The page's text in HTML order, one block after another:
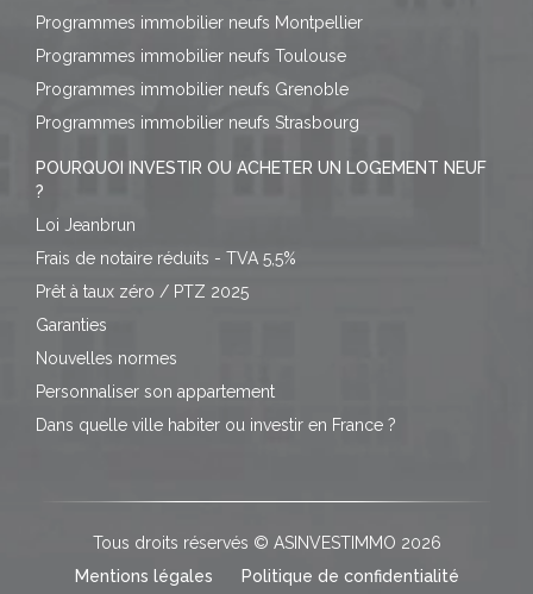
Programmes immobilier neufs Montpellier
Programmes immobilier neufs Toulouse
Programmes immobilier neufs Grenoble
Programmes immobilier neufs Strasbourg
POURQUOI INVESTIR OU ACHETER UN LOGEMENT NEUF
?
Loi Jeanbrun
Frais de notaire réduits - TVA 5,5%
Prêt à taux zéro / PTZ 2025
Garanties
Nouvelles normes
Personnaliser son appartement
Dans quelle ville habiter ou investir en France ?
Tous droits réservés © ASINVESTIMMO 2026
Mentions légales
Politique de confidentialité